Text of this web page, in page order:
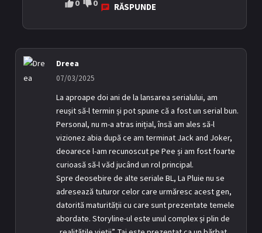
0 0 RĂSPUNDE
Dreea
07/03/2025
La aproape doi ani de la lansarea serialului, am
reușit să-l termin și pot spune că a fost un serial bun.
Personal, nu m-a atras inițial, însă am ales să-l
vizionez abia după ce am terminat Jack and Joker,
deoarece l-am recunoscut pe Pee și am fost foarte
curioasă să-l văd jucând un rol principal.
Spre deosebire de alte seriale BL, La Pluie nu se
adresează tuturor celor care urmăresc acest gen,
datorită maturității cu care sunt prezentate temele
abordate. Storyline-ul este unul complex și plin de